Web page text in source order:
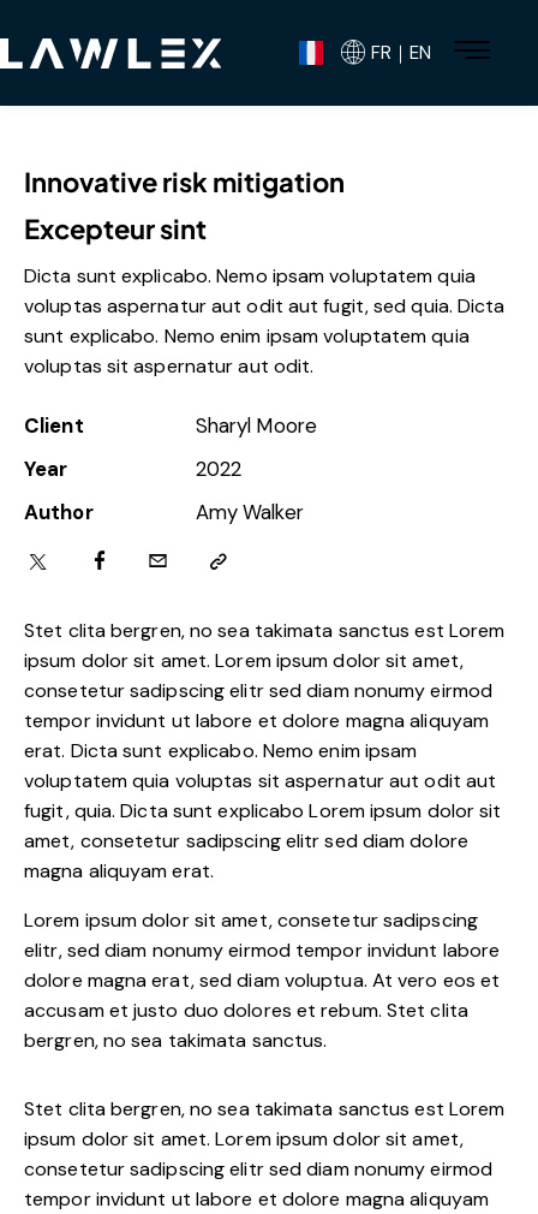
FR｜EN
Innovative risk mitigation
Stet clita bergren, no sea takimata sanctus est Lorem
ipsum dolor sit amet. Lorem ipsum dolor sit amet,
consetetur sadipscing elitr sed diam nonumy eirmod
tempor invidunt ut labore et dolore magna aliquyam
erat. Dicta sunt explicabo. Nemo enim ipsam
voluptatem quia voluptas sit aspernatur aut odit aut
fugit, quia. Dicta sunt explicabo Lorem ipsum dolor sit
amet, consetetur sadipscing elitr sed diam dolore
magna aliquyam erat.
Lorem ipsum dolor sit amet, consetetur sadipscing
elitr, sed diam nonumy eirmod tempor invidunt labore
dolore magna erat, sed diam voluptua. At vero eos et
accusam et justo duo dolores et rebum. Stet clita
bergren, no sea takimata sanctus.
Stet clita bergren, no sea takimata sanctus est Lorem
ipsum dolor sit amet. Lorem ipsum dolor sit amet,
consetetur sadipscing elitr sed diam nonumy eirmod
tempor invidunt ut labore et dolore magna aliquyam
Excepteur sint
Dicta sunt explicabo. Nemo ipsam voluptatem quia
voluptas aspernatur aut odit aut fugit, sed quia. Dicta
sunt explicabo. Nemo enim ipsam voluptatem quia
voluptas sit aspernatur aut odit.
Client
Sharyl Moore
Year
2022
Author
Amy Walker